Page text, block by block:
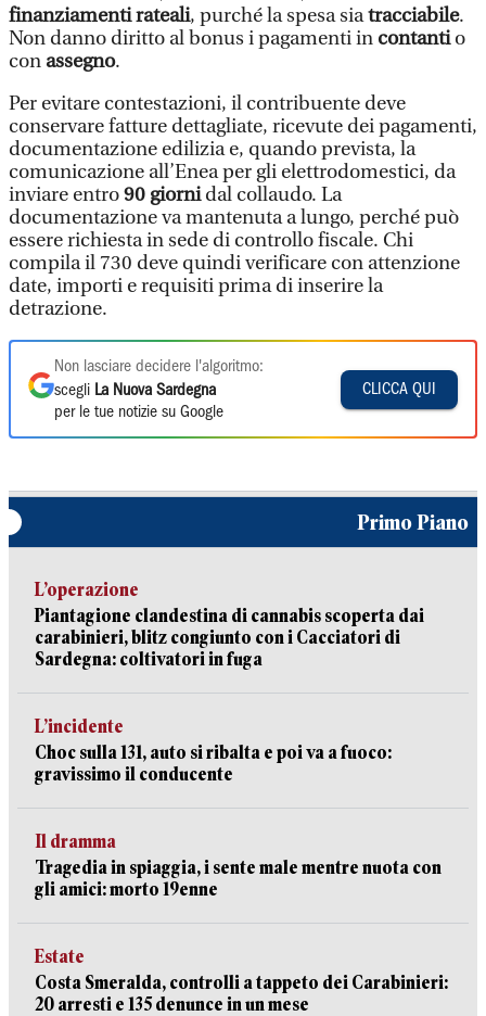
finanziamenti rateali, purché la spesa siatracciabile.
Non danno diritto al bonus i pagamenti in contantio
con assegno.
Per evitare contestazioni, il contribuente deve
conservare fatture dettagliate, ricevute dei pagamenti,
documentazione edilizia e, quando prevista, la
comunicazione all’Enea per gli elettrodomestici, da
inviare entro90 giornidal collaudo. La
documentazione va mantenuta a lungo, perché può
essere richiesta in sede di controllo fiscale. Chi
compila il 730 deve quindi verificare con attenzione
date, importi e requisiti prima di inserire la
detrazione.
Non lasciare decidere l'algoritmo:
scegli La Nuova Sardegna
per le tue notizie su Google
CLICCA QUI
Primo Piano
L’operazione
Piantagione clandestina di cannabis scoperta dai
carabinieri, blitz congiunto con i Cacciatori di
Sardegna: coltivatori in fuga
L’incidente
Choc sulla 131, auto si ribalta e poi va a fuoco:
gravissimo il conducente
Il dramma
Tragedia in spiaggia, i sente male mentre nuota con
gli amici: morto 19enne
Estate
Costa Smeralda, controlli a tappeto dei Carabinieri:
20 arresti e 135 denunce in un mese